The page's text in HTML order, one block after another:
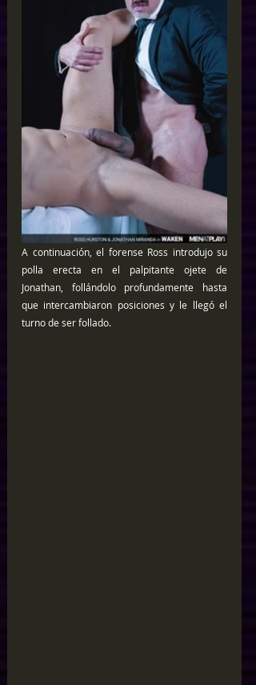
A continuación, el forense Ross introdujo su
polla erecta en el palpitante ojete de
Jonathan, follándolo profundamente hasta
que intercambiaron posiciones y le llegó el
turno de ser follado.